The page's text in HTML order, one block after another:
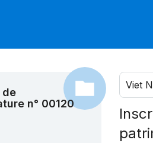
de
n° 00120
Viet